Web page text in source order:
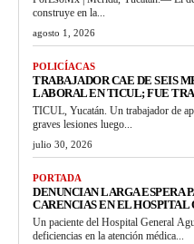
construye en la...
agosto 1, 2026
POLICÍACAS
TRABAJADOR CAE DE SEIS
LABORAL EN TICUL; FUE
TICUL, Yucatán. Un trabajador de
graves lesiones luego...
julio 30, 2026
PORTADA
DENUNCIAN LARGA ESPERA
CARENCIAS EN EL HOSPITAL
Un paciente del Hospital General
deficiencias en la atención médica...